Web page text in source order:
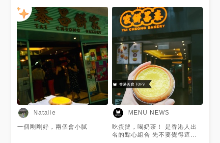
提供美照❤️更新美食頻率很高，
分享的美食感覺也很棒！
Natalie
一個剛剛好，兩個會小膩
MENU NEWS
吃蛋撻，喝奶茶！ 是香港人出
名的點心組合 先不要覺得這個